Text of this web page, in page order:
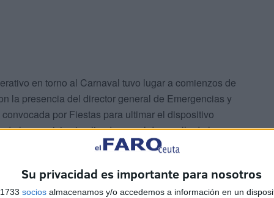
Su privacidad es importante para nosotros
socios almacenamos y/o accedemos a información en un
en torno al Carnaval tuvo lugar a comienzos de
la presencia del director general de Emergencias y
por Fiestas para ultimar el dispositivo
los servicios implicados en el desarrollo de los
a la Gran Cabalgata, la de mayor envergadura
que participan.